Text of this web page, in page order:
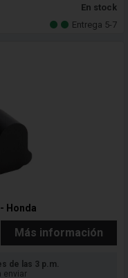
En stock
Entrega 5-7
Honda
Más información
de las 3 p.m.
enviar